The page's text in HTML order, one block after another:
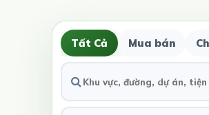
Tất Cả Mua bán